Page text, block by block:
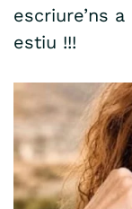
escriure’ns
estiu !!!